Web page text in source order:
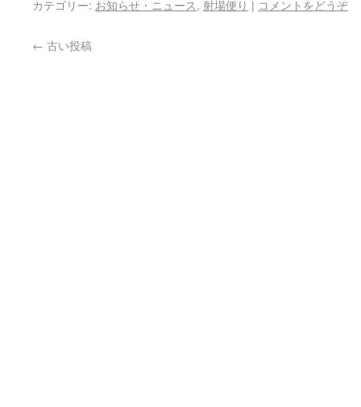
カテゴリー: お知らせ・ニュース, 射場便り | コメントをどうぞ
← 古い投稿